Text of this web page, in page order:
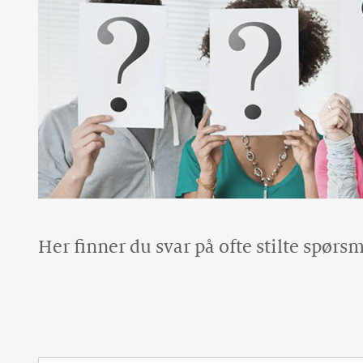
Her finner du svar på ofte stilte